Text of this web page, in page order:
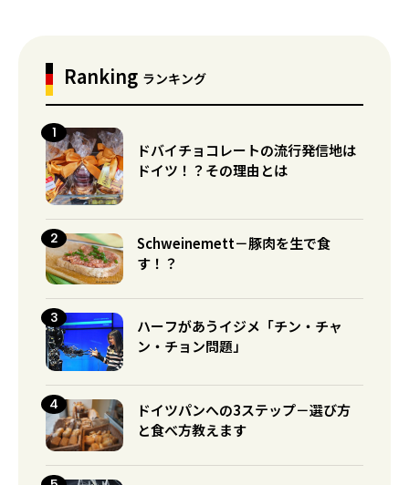
Ranking ランキング
ドバイチョコレートの流行発信地は
ドイツ！？その理由とは
Schweinemett－豚肉を生で食
す！？
ハーフがあうイジメ「チン・チャ
ン・チョン問題」
ドイツパンへの3ステップ－選び方
と食べ方教えます